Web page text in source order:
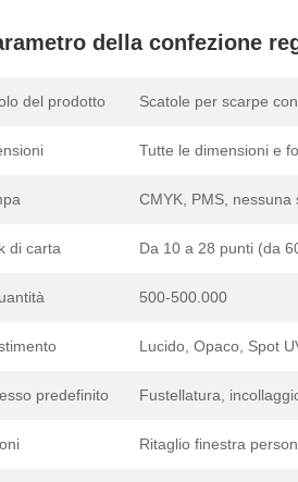
della confezione
del prodotto Scatole per scarpe
Tutte le dimensioni e
CMYK, PMS, nessuna
di carta Da 10 a 28 punti (da
500-500.000
Lucido, Opaco, Spot
predefinito Fustellatura,
Ritaglio finestra